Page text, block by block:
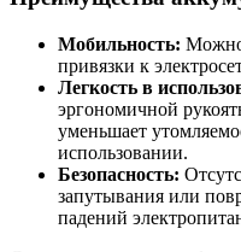
Мобильность: Можно
привязки к
Легкость в
эргономичной
уменьшает
использовании.
Безопасность:
запутывания или
падений